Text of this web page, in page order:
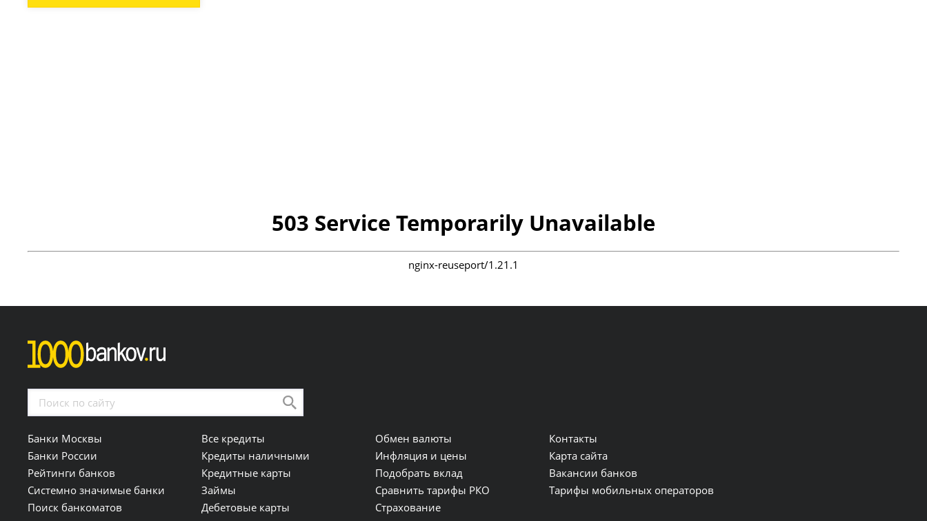
503 Service Temporarily Unavailable
nginx-reuseport/1.21.1
Банки Москвы
Банки России
Рейтинги банков
Системно значимые банки
Поиск банкоматов
Все кредиты
Кредиты наличными
Кредитные карты
Займы
Дебетовые карты
Обмен валюты
Инфляция и цены
Подобрать вклад
Сравнить тарифы РКО
Страхование
Контакты
Карта сайта
Вакансии банков
Тарифы мобильных операторов